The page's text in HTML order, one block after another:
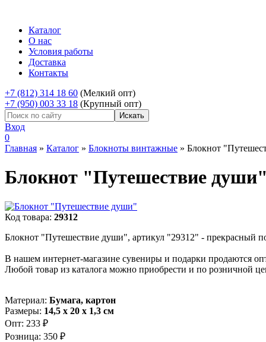
Каталог
О нас
Условия работы
Доставка
Контакты
+7 (812) 314 18 60 (Мелкий опт)
+7 (950) 003 33 18 (Крупный опт)
Вход
0
Главная » Каталог » Блокноты винтажные » Блокнот
Блокнот "Путешествие
Код товара: 29312
Блокнот "Путешествие души", артикул "29312" - прекрасный
В нашем интернет-магазине сувениры и подарки продаются
Любой товар из каталога можно приобрести и по розничной
Материал: Бумага, картон
Размеры: 14,5 х 20 х 1,3 см
Опт: 233 ₽
Розница: 350 ₽